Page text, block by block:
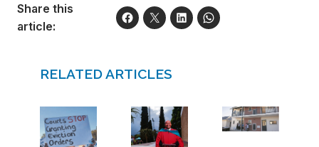
Share this
article:
RELATED ARTICLES